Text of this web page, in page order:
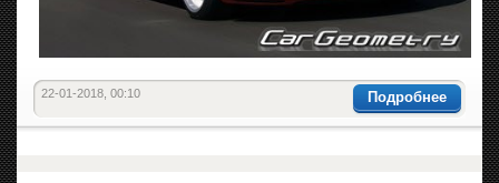
Подробнее
22-01-2018, 00:10